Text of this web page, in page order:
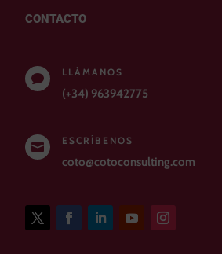
CONTACTO

LLÁMANOS
(+34) 963942775

ESCRÍBENOS
coto@cotoconsulting.com